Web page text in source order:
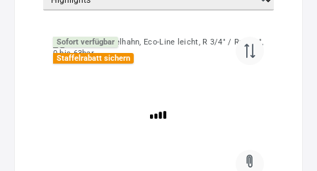
Sofort verfügbar
Staffelrabatt sichern